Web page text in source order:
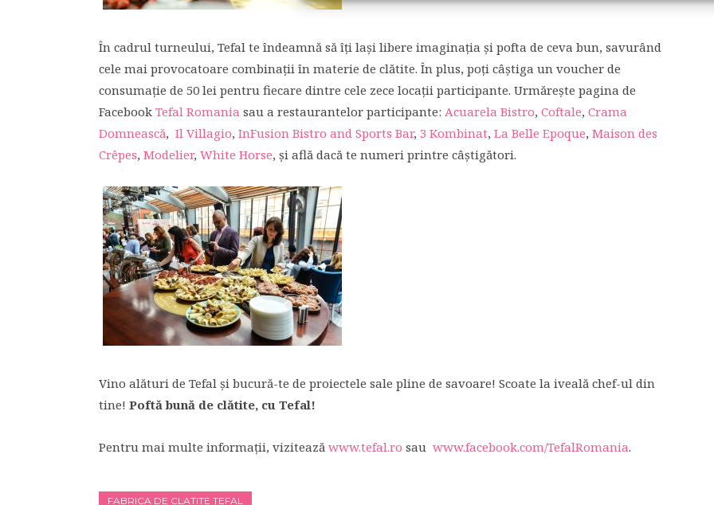
În cadrul turneului, Tefal te îndeamnă să îți lași libere imaginația și pofta de ceva bun, savurând
cele mai provocatoare combinații în materie de clătite. În plus, poți câștiga un voucher de
consumație de 50 lei pentru fiecare dintre cele zece locații participante. Urmărește pagina de
Facebook Tefal Romania sau a restaurantelor participante: Acuarela Bistro, Coftale, Crama
Domnească, Il Villagio, InFusion Bistro and Sports Bar, 3 Kombinat, La Belle Epoque, Maison des
Crêpes, Modelier, White Horse, și află dacă te numeri printre câștigători.
Vino alături de Tefal și bucură-te de proiectele sale pline de savoare! Scoate la iveală chef-ul din
tine! Poftă bună de clătite, cu Tefal!
Pentru mai multe informații, vizitează www.tefal.ro sau www.facebook.com/TefalRomania.
FABRICA DE CLATITE TEFAL